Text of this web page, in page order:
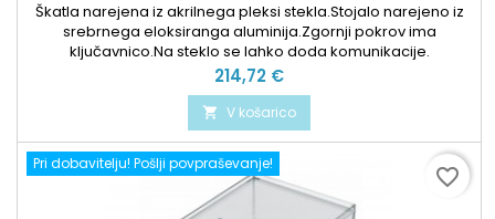
Škatla narejena iz akrilnega pleksi stekla.Stojalo narejeno iz
srebrnega eloksiranga aluminija.Zgornji pokrov ima
ključavnico.Na steklo se lahko doda komunikacije.
Cena
214,72 €
 V košarico
Pri dobavitelju! Pošlji povpraševanje!
favorite_border